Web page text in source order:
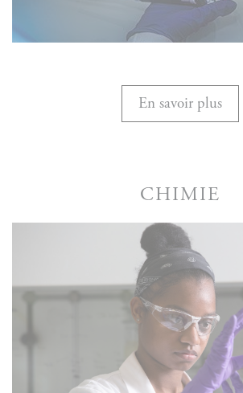
En savoir plus
CHIMIE